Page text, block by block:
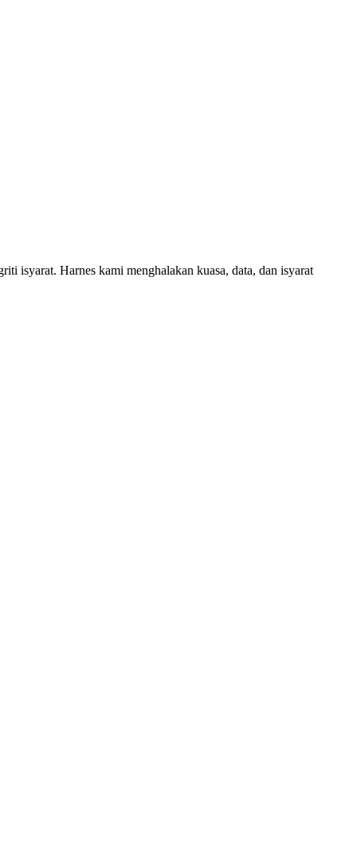
isyarat. Harnes kami menghalakan kuasa, data, dan isyarat